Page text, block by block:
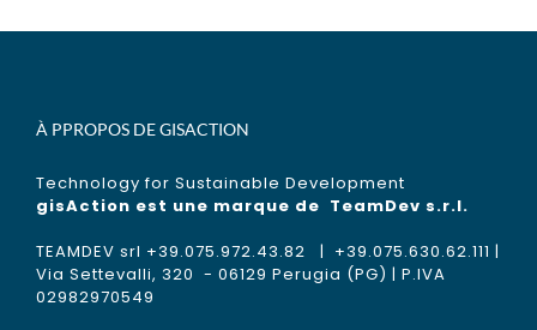
À PPROPOS DE GISACTION
Technology for Sustainable Development
gisAction est une marque de TeamDev s.r.l.
TEAMDEV srl +39.075.972.43.82 | +39.075.630.62.111 |
Via Settevalli, 320 - 06129 Perugia (PG) | P.IVA
02982970549